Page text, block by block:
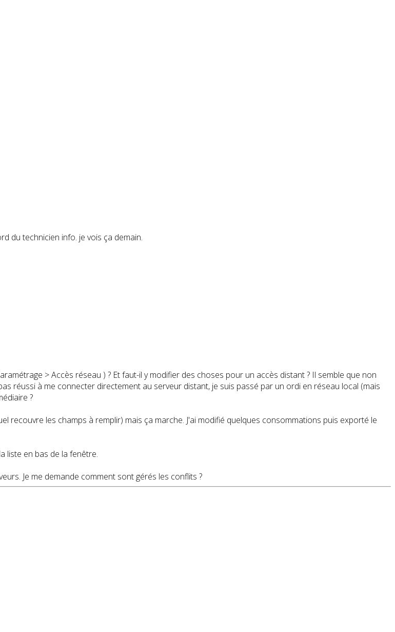
du technicien info. je vois ça demain.
> Accès réseau ) ? Et faut-il y modifier des choses pour un accès distant ? Il semble que non
réussi à me connecter directement au serveur distant, je suis passé par un ordi en réseau local (mais
?
recouvre les champs à remplir) mais ça marche. J'ai modifié quelques consommations puis exporté le
liste en bas de la fenêtre.
Je me demande comment sont gérés les conflits ?